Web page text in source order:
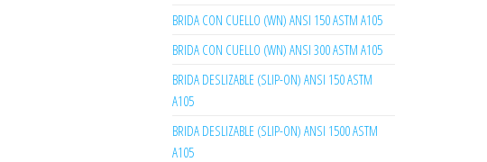
BRIDA CON CUELLO (WN) ANSI 150 ASTM A105
BRIDA CON CUELLO (WN) ANSI 300 ASTM A105
BRIDA DESLIZABLE (SLIP-ON) ANSI 150 ASTM
A105
BRIDA DESLIZABLE (SLIP-ON) ANSI 1500 ASTM
A105